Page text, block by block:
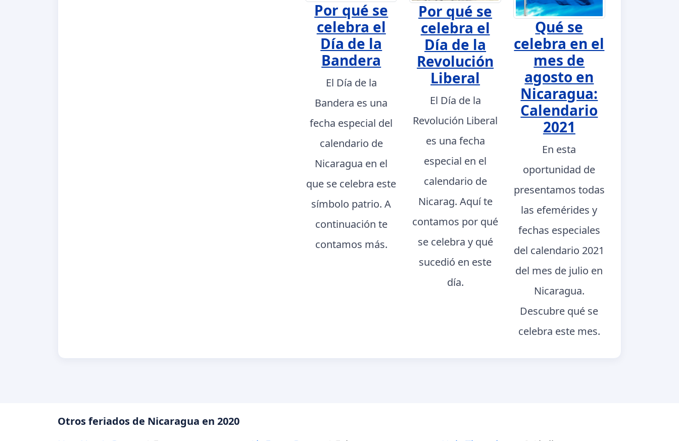
Por qué se
celebra el
Día de la
Bandera
El Día de la
Bandera es una
fecha especial del
calendario de
Nicaragua en el
que se celebra este
símbolo patrio. A
continuación te
contamos más.
Por qué se
celebra el
Día de la
Revolución
Liberal
El Día de la
Revolución Liberal
es una fecha
especial en el
calendario de
Nicarag. Aquí te
contamos por qué
se celebra y qué
sucedió en este
día.
Qué se
celebra en el
mes de
agosto en
Nicaragua:
Calendario
2021
En esta
oportunidad de
presentamos todas
las efemérides y
fechas especiales
del calendario 2021
del mes de julio en
Nicaragua.
Descubre qué se
celebra este mes.
Otros feriados de Nicaragua en 2020